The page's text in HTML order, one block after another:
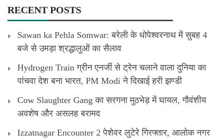
RECENT POSTS
Sawan ka Pehla Somwar: बरेली के धोपेश्वरनाथ में सुबह 4
बजे से उमड़ा श्रद्धालुओं का सैलाव
Hydrogen Train ग्रीन एनर्जी से ट्रेन चलाने वाला दुनिया का
पांचवा देश बना भारत, PM Modi ने दिखाई हरी झण्डी
Cow Slaughter Gang का सरगना मुठभेड़ में घायल, गौवंशीय
अवशेष और असलह बरामद
Izzatnagar Encounter 2 पेशेवर लुटेरे गिरफ्तार, आलोक नगर